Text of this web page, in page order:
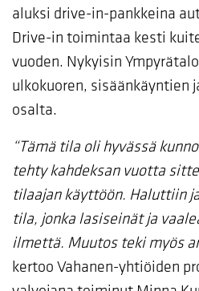
aluksi drive-in-pankkeina
Drive-in toimintaa kesti
vuoden. Nykyisin
ulkokuoren, sisäänkäyntien
osalta.
“Tämä tila oli hyvässä
tehty kahdeksan vuotta
tilaajan käyttöön. Haluttiin
tila, jonka lasiseinät ja
ilmettä. Muutos teki myös
kertoo Vahanen-yhtiöiden